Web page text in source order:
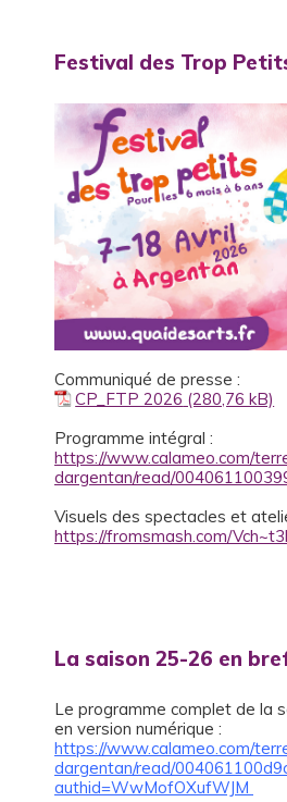
Festival des Trop
Communiqué de presse :
CP_FTP 2026
Programme intégral :
https://www.calameo.com/
dargentan/read/
Visuels des spectacles et
https://fromsmash.com/
La saison 25-26 en
Le programme complet de la
en version numérique :
https://www.calameo.com/
dargentan/read/
authid=WwMofOXufWJM